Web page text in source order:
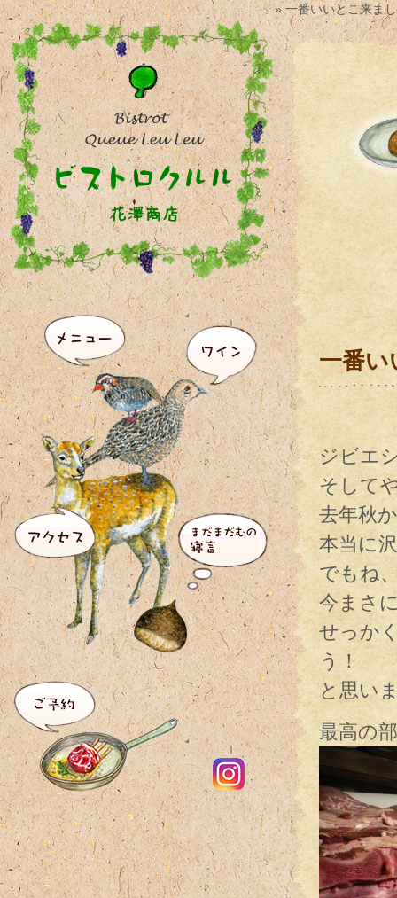
» 一番いいとこ来ま
一番い
ジビエ
そして
去年秋
本当に
でもね
今まさ
せっか
う！
と思い
最高の